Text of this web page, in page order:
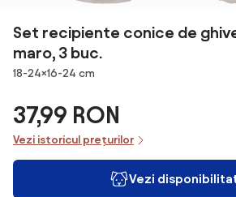
Set recipiente conice de
maro, 3 buc.
Dimensiuni
18-24×16-24 cm
37,99 RON
Vezi istoricul prețurilor
Vezi